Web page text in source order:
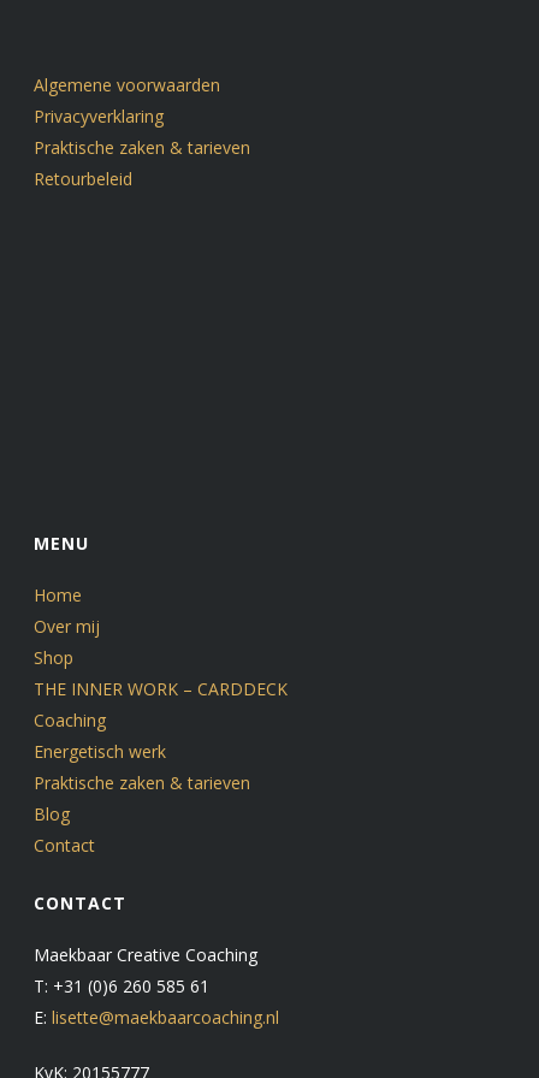
Ademhalingsoefening Neuriënde-ademoefening
uitleg
Algemene voorwaarden
Privacyverklaring
Praktische zaken & tarieven
Retourbeleid
MENU
Home
Over mij
Shop
THE INNER WORK – CARDDECK
Coaching
Energetisch werk
Praktische zaken & tarieven
Blog
Contact
CONTACT
Maekbaar Creative Coaching
T: +31 (0)6 260 585 61
E:lisette@maekbaarcoaching.nl
KvK: 20155777